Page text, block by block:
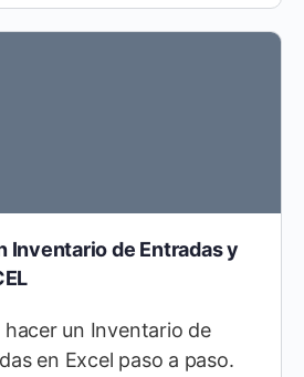
Inventario de Entradas y
un Inventario de
en Excel paso a paso.